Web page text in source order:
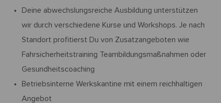
Deine abwechslungsreiche Ausbildung unterstützen
wir durch verschiedene Kurse und Workshops. Je nach
Standort profitierst Du von Zusatzangeboten wie
Fahrsicherheitstraining Teambildungsmaßnahmen oder
Gesundheitscoaching
Betriebsinterne Werkskantine mit einem reichhaltigen
Angebot